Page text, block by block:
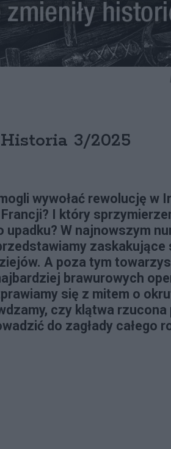
3/2025
wywołać rewolucję w
I który
upadku? W najnowszym
zaskakujące
A poza tym
brawurowych
się z mitem o
czy klątwa rzucona
do zagłady całego